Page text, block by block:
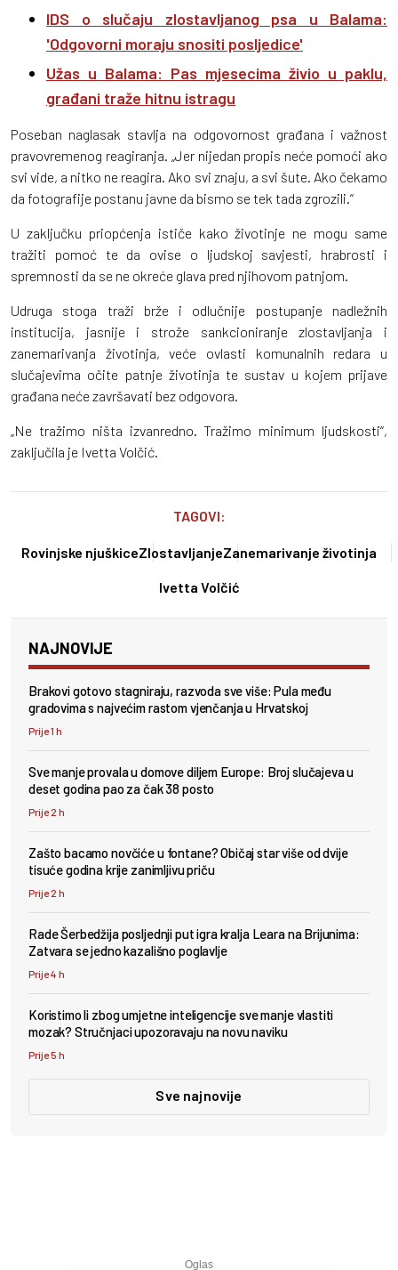
IDS o slučaju zlostavljanog psa u Balama:
'Odgovorni moraju snositi posljedice'
Užas u Balama: Pas mjesecima živio u paklu,
građani traže hitnu istragu
Poseban naglasak stavlja na odgovornost građana i važnost
pravovremenog reagiranja. „Jer nijedan propis neće pomoći ako
svi vide, a nitko ne reagira. Ako svi znaju, a svi šute. Ako čekamo
da fotografije postanu javne da bismo se tek tada zgrozili.“
U zaključku priopćenja ističe kako životinje ne mogu same
tražiti pomoć te da ovise o ljudskoj savjesti, hrabrosti i
spremnosti da se ne okreće glava pred njihovom patnjom.
Udruga stoga traži brže i odlučnije postupanje nadležnih
institucija, jasnije i strože sankcioniranje zlostavljanja i
zanemarivanja životinja, veće ovlasti komunalnih redara u
slučajevima očite patnje životinja te sustav u kojem prijave
građana neće završavati bez odgovora.
„Ne tražimo ništa izvanredno. Tražimo minimum ljudskosti“,
zaključila je Ivetta Volčić.
TAGOVI:
Rovinjske njuškiceZlostavljanjeZanemarivanje životinja
Ivetta Volčić
NAJNOVIJE
Brakovi gotovo stagniraju, razvoda sve više: Pula među
gradovima s najvećim rastom vjenčanja u Hrvatskoj
Prije 1 h
Sve manje provala u domove diljem Europe: Broj slučajeva u
deset godina pao za čak 38 posto
Prije 2 h
Zašto bacamo novčiće u fontane? Običaj star više od dvije
tisuće godina krije zanimljivu priču
Prije 2 h
Rade Šerbedžija posljednji put igra kralja Leara na Brijunima:
Zatvara se jedno kazališno poglavlje
Prije 4 h
Koristimo li zbog umjetne inteligencije sve manje vlastiti
mozak? Stručnjaci upozoravaju na novu naviku
Prije 5 h
Sve najnovije